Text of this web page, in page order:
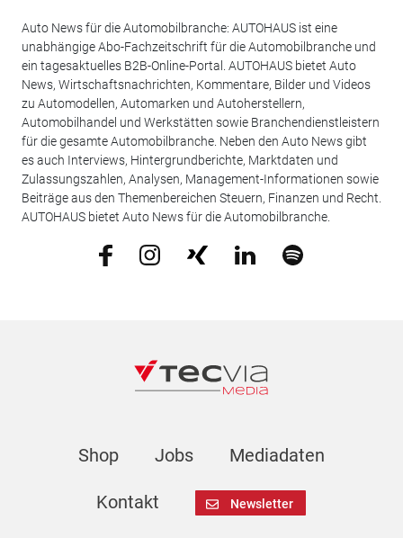
Auto News für die Automobilbranche: AUTOHAUS ist eine
unabhängige Abo-Fachzeitschrift für die Automobilbranche und
ein tagesaktuelles B2B-Online-Portal. AUTOHAUS bietet Auto
News, Wirtschaftsnachrichten, Kommentare, Bilder und Videos
zu Automodellen, Automarken und Autoherstellern,
Automobilhandel und Werkstätten sowie Branchendienstleistern
für die gesamte Automobilbranche. Neben den Auto News gibt
es auch Interviews, Hintergrundberichte, Marktdaten und
Zulassungszahlen, Analysen, Management-Informationen sowie
Beiträge aus den Themenbereichen Steuern, Finanzen und Recht.
AUTOHAUS bietet Auto News für die Automobilbranche.
Shop Jobs Mediadaten
Kontakt Newsletter